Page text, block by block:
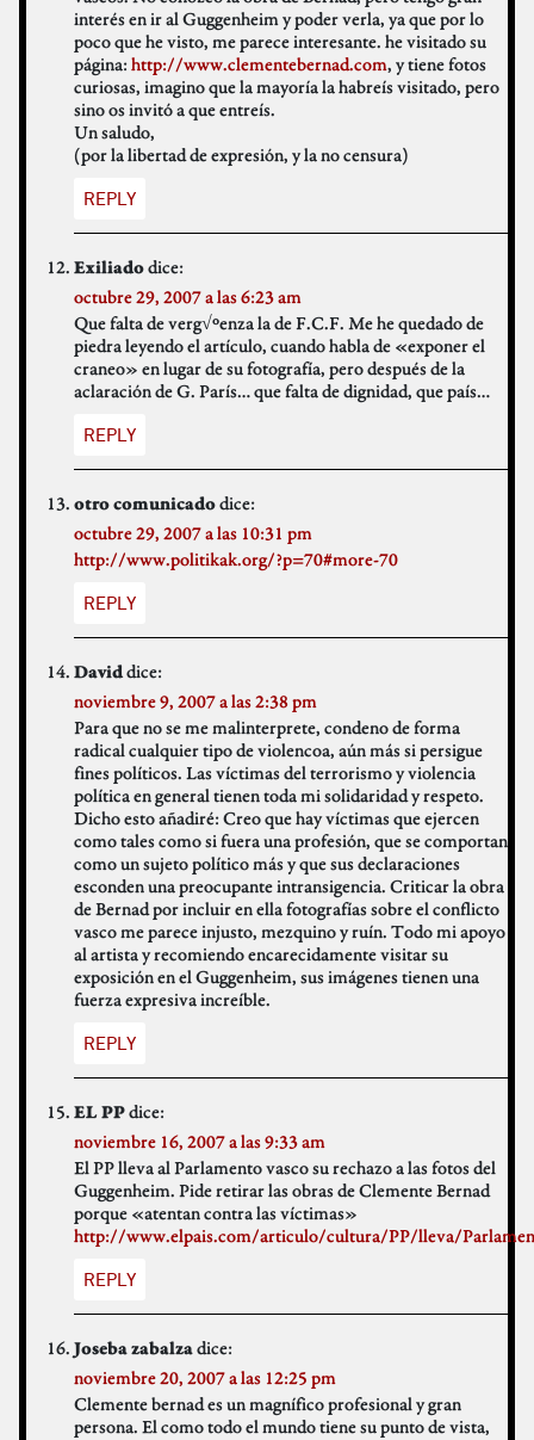
interés en ir al Guggenheim y poder verla, ya que por lo
poco que he visto, me parece interesante. he visitado su
página:http://www.clementebernad.com, y tiene fotos
curiosas, imagino que la mayoría la habreís visitado, pero
sino os invitó a que entreís.
Un saludo,
(por la libertad de expresión, y la no censura)
REPLY
Exiliadodice:
octubre 29, 2007 a las 6:23 am
Que falta de verg√ºenza la de F.C.F. Me he quedado de
piedra leyendo el artículo, cuando habla de «exponer el
craneo» en lugar de su fotografía, pero después de la
aclaración de G. París… que falta de dignidad, que país…
REPLY
otro comunicadodice:
octubre 29, 2007 a las 10:31 pm
http://www.politikak.org/?p=70#more-70
REPLY
Daviddice:
noviembre 9, 2007 a las 2:38 pm
Para que no se me malinterprete, condeno de forma
radical cualquier tipo de violencoa, aún más si persigue
fines políticos. Las víctimas del terrorismo y violencia
política en general tienen toda mi solidaridad y respeto.
Dicho esto añadiré: Creo que hay víctimas que ejercen
como tales como si fuera una profesión, que se comportan
como un sujeto político más y que sus declaraciones
esconden una preocupante intransigencia. Criticar la obra
de Bernad por incluir en ella fotografías sobre el conflicto
vasco me parece injusto, mezquino y ruín. Todo mi apoyo
al artista y recomiendo encarecidamente visitar su
exposición en el Guggenheim, sus imágenes tienen una
fuerza expresiva increíble.
REPLY
EL PPdice:
noviembre 16, 2007 a las 9:33 am
El PP lleva al Parlamento vasco su rechazo a las fotos del
Guggenheim. Pide retirar las obras de Clemente Bernad
porque «atentan contra las víctimas»
http://www.elpais.com/articulo/cultura/PP/lleva/
REPLY
Joseba zabalzadice:
noviembre 20, 2007 a las 12:25 pm
Clemente bernad es un magnífico profesional y gran
persona. El como todo el mundo tiene su punto de vista,